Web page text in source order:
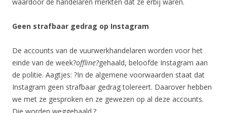
Geen strafbaar gedrag op Instagram
De accounts van de vuurwerkhandelaren worden voor het
einde van de week?offline?gehaald, beloofde Instagram aan
de politie. Aagtjes: ?In de algemene voorwaarden staat dat
Instagram geen strafbaar gedrag tolereert. Daarover hebben
we met ze gesproken en ze gewezen op al deze accounts.
Die worden weggehaald.?